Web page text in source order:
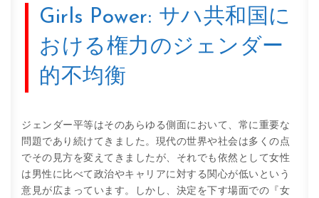
Girls Power: サハ共和国に
おける権力のジェンダー
的不均衡
ジェンダー平等はそのあらゆる側面において、常に重要な
問題であり続けてきました。現代の世界や社会は多くの点
でその見方を変えてきましたが、それでも依然として女性
は男性に比べて政治やキャリアに対する関心が低いという
意見が広まっています。しかし、決定を下す場面での『女